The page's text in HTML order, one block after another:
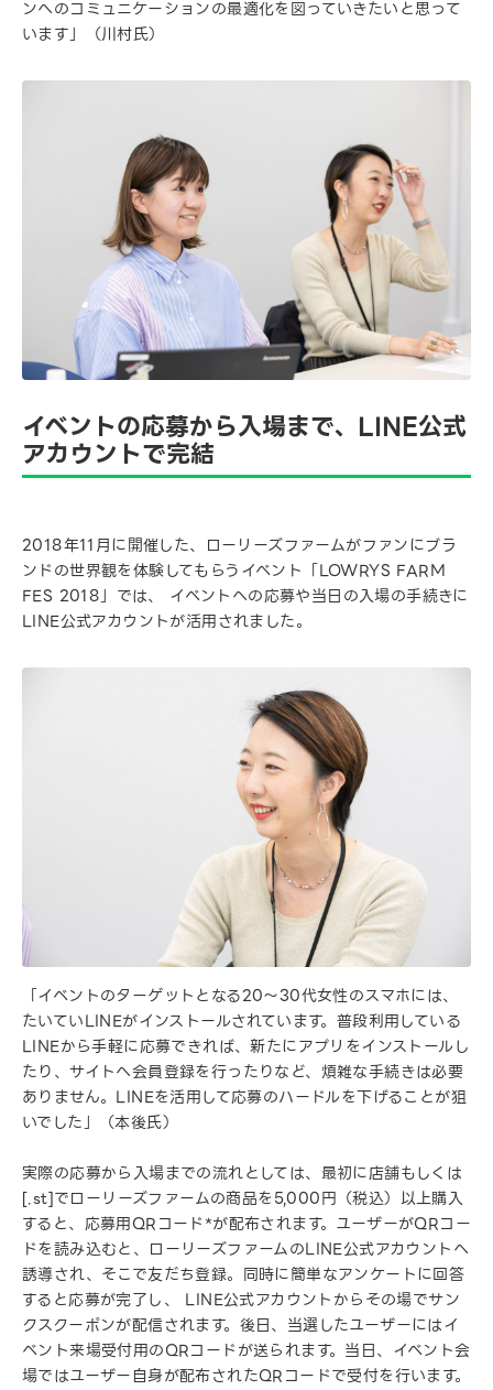
ンへのコミュニケーションの最適化を図っていきたいと思って
います」（川村氏）
イベントの応募から入場まで、LINE公式
アカウントで完結
2018年11月に開催した、ローリーズファームがファンにブラ
ンドの世界観を体験してもらうイベント「LOWRYS FARM
FES 2018」では、 イベントへの応募や当日の入場の手続きに
LINE公式アカウントが活用されました。
「イベントのターゲットとなる20～30代女性のスマホには、
たいていLINEがインストールされています。普段利用している
LINEから手軽に応募できれば、新たにアプリをインストールし
たり、サイトへ会員登録を行ったりなど、煩雑な手続きは必要
ありません。LINEを活用して応募のハードルを下げることが狙
いでした」（本後氏）
実際の応募から入場までの流れとしては、最初に店舗もしくは
[.st]でローリーズファームの商品を5,000円（税込）以上購入
すると、応募用QRコード*が配布されます。ユーザーがQRコー
ドを読み込むと、ローリーズファームのLINE公式アカウントへ
誘導され、そこで友だち登録。同時に簡単なアンケートに回答
すると応募が完了し、 LINE公式アカウントからその場でサン
クスクーポンが配信されます。後日、当選したユーザーにはイ
ベント来場受付用のQRコードが送られます。当日、イベント会
場ではユーザー自身が配布されたQRコードで受付を行います。